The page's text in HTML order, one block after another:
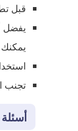
قبل
يفضل
تجنب